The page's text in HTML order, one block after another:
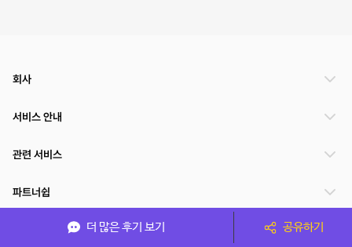
더 많은 후기 보기 공유하기
회사
서비스 안내
관련 서비스
파트너쉽
서비스 제공 국가